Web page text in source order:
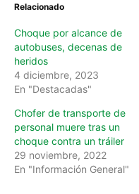
Relacionado
Choque por alcance de
autobuses, decenas de
heridos
4 diciembre, 2023
En "Destacadas"
Chofer de transporte de
personal muere tras un
choque contra un tráiler
29 noviembre, 2022
En "Información General"